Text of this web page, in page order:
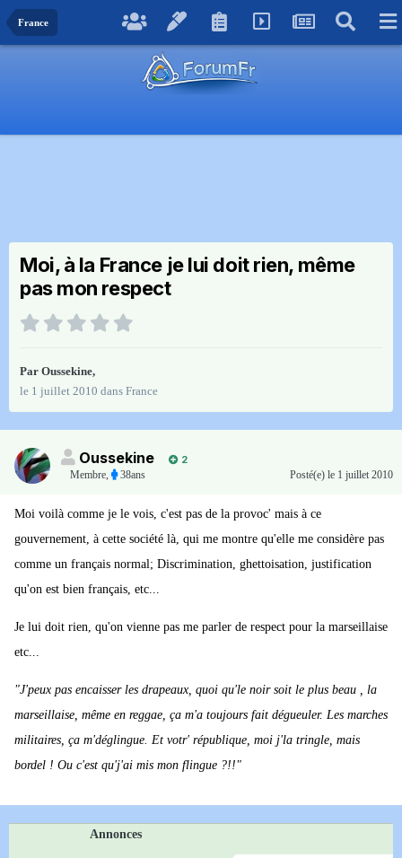
France
Moi, à la France je lui doit rien, même
pas mon respect
Par Oussekine,
le 1 juillet 2010 dans France
Oussekine
2
Membre, 38ans Posté(e) le 1 juillet 2010
Moi voilà comme je le vois, c'est pas de la provoc' mais à ce
gouvernement, à cette société là, qui me montre qu'elle me considère pas
comme un français normal; Discrimination, ghettoisation, justification
qu'on est bien français, etc...
Je lui doit rien, qu'on vienne pas me parler de respect pour la marseillaise
etc...
"J'peux pas encaisser les drapeaux, quoi qu'le noir soit le plus beau , la
marseillaise, même en reggae, ça m'a toujours fait dégueuler. Les marches
militaires, ça m'déglingue. Et votr' république, moi j'la tringle, mais
bordel ! Ou c'est qu'j'ai mis mon flingue ?!!"
Annonces